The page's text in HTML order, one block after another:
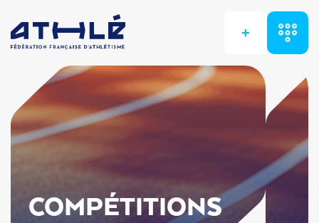
+
COMPÉTITIONS